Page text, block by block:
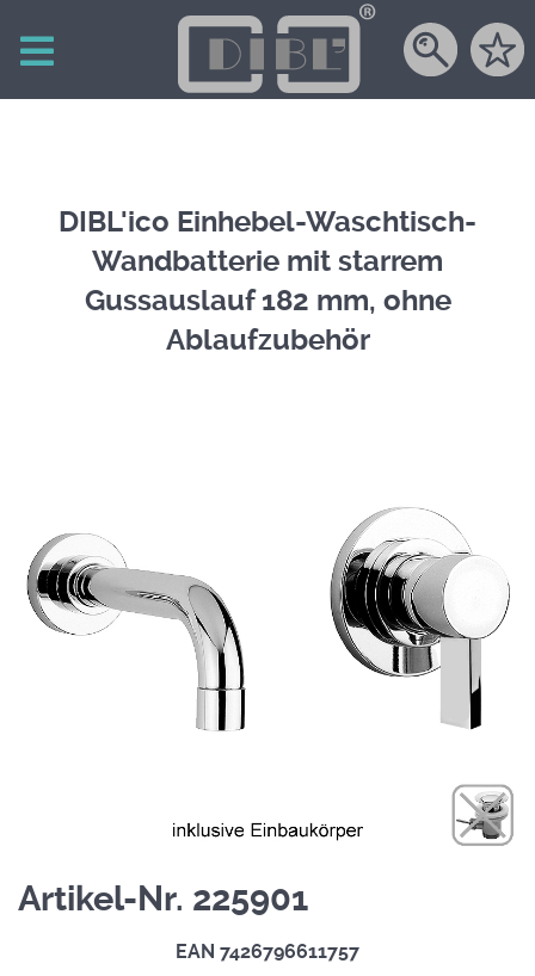
DIBL'ico Einhebel-Waschtisch-
Wandbatterie mit starrem
Gussauslauf 182 mm, ohne
Ablaufzubehör
Artikel-Nr. 225901
EAN 7426796611757